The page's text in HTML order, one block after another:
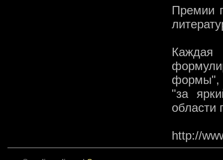
Премии
Каждая
формы",
"за
области
http://